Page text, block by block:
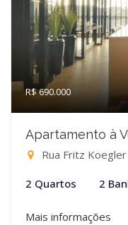
R$ 690.000
Apartamento à
Rua Fritz
2 Quartos 2
Mais informações